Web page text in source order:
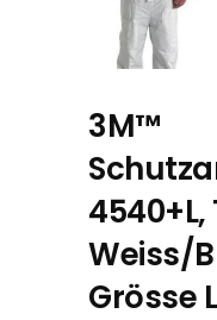
3M™
4540+L,
Weiss/
Grösse